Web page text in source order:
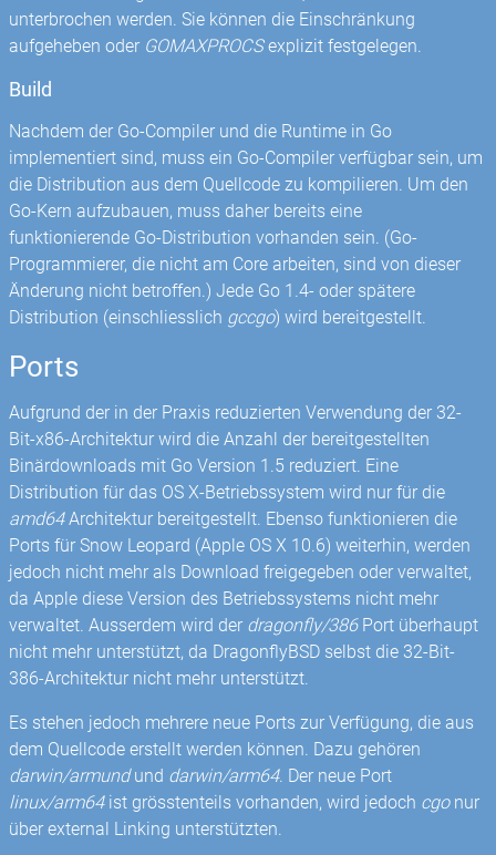
unterbrochen werden. Sie können die Einschränkung
aufgeheben oder GOMAXPROCSexplizit festgelegen.
Build
Nachdem der Go-Compiler und die Runtime in Go
implementiert sind, muss ein Go-Compiler verfügbar sein, um
die Distribution aus dem Quellcode zu kompilieren. Um den
Go-Kern aufzubauen, muss daher bereits eine
funktionierende Go-Distribution vorhanden sein. (Go-
Programmierer, die nicht am Core arbeiten, sind von dieser
Änderung nicht betroffen.) Jede Go 1.4- oder spätere
Distribution (einschliesslich gccgo) wird bereitgestellt.
Ports
Aufgrund der in der Praxis reduzierten Verwendung der 32-
Bit-x86-Architektur wird die Anzahl der bereitgestellten
Binärdownloads mit Go Version 1.5 reduziert. Eine
Distribution für das OS X-Betriebssystem wird nur für die
amd64Architektur bereitgestellt. Ebenso funktionieren die
Ports für Snow Leopard (Apple OS X 10.6) weiterhin, werden
jedoch nicht mehr als Download freigegeben oder verwaltet,
da Apple diese Version des Betriebssystems nicht mehr
verwaltet. Ausserdem wird der dragonfly/386Port überhaupt
nicht mehr unterstützt, da DragonflyBSD selbst die 32-Bit-
386-Architektur nicht mehr unterstützt.
Es stehen jedoch mehrere neue Ports zur Verfügung, die aus
dem Quellcode erstellt werden können. Dazu gehören
darwin/armundund darwin/arm64. Der neue Port
linux/arm64ist grösstenteils vorhanden, wird jedoch cgonur
über external Linking unterstützten.